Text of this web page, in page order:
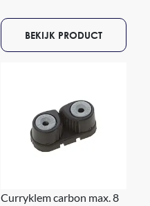
BEKIJK PRODUCT
Curryklem carbon max. 8